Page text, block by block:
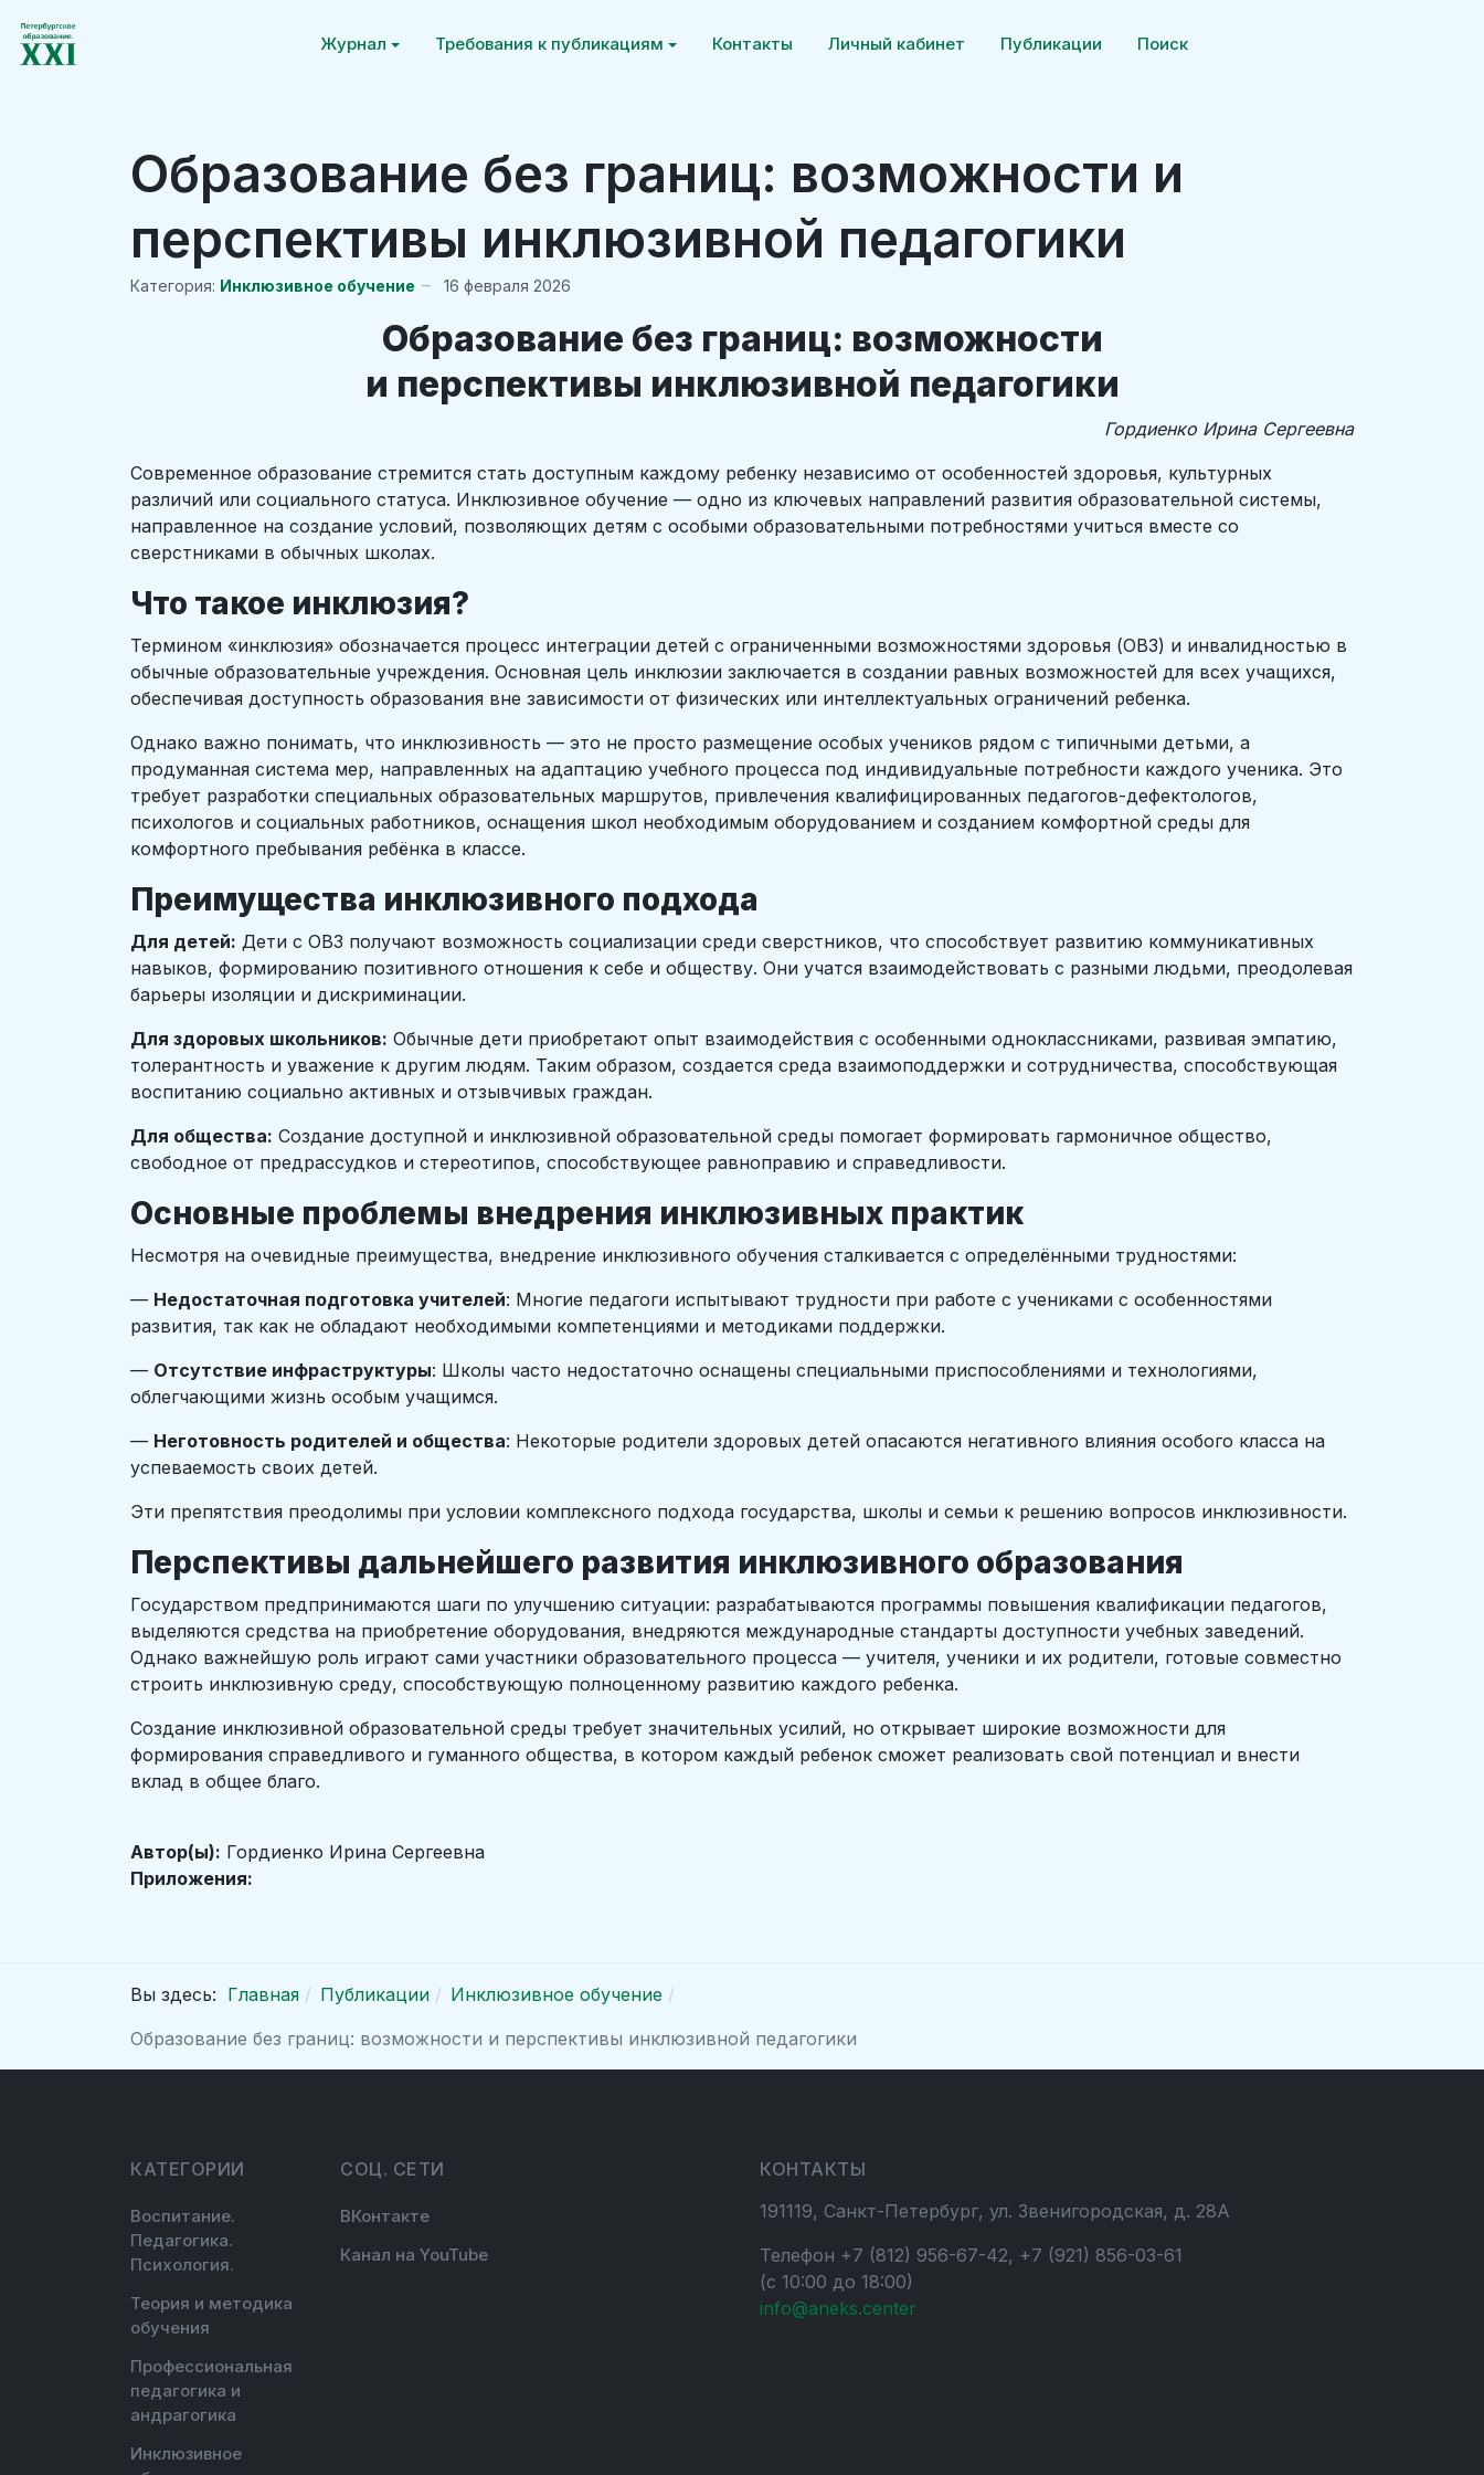
Журнал Требования к публикациям Контакты Личный кабинет Публикации Поиск
Образование без границ: возможности и
перспективы инклюзивной педагогики
Категория: Инклюзивное обучение 16 февраля 2026
Образование без границ: возможности
и перспективы инклюзивной педагогики
Гордиенко Ирина Сергеевна
Современное образование стремится стать доступным каждому ребенку независимо от особенностей здоровья, культурных
различий или социального статуса. Инклюзивное обучение — одно из ключевых направлений развития образовательной системы,
направленное на создание условий, позволяющих детям с особыми образовательными потребностями учиться вместе со
сверстниками в обычных школах.
Что такое инклюзия?
Термином «инклюзия» обозначается процесс интеграции детей с ограниченными возможностями здоровья (ОВЗ) и инвалидностью в
обычные образовательные учреждения. Основная цель инклюзии заключается в создании равных возможностей для всех учащихся,
обеспечивая доступность образования вне зависимости от физических или интеллектуальных ограничений ребенка.
Однако важно понимать, что инклюзивность — это не просто размещение особых учеников рядом с типичными детьми, а
продуманная система мер, направленных на адаптацию учебного процесса под индивидуальные потребности каждого ученика. Это
требует разработки специальных образовательных маршрутов, привлечения квалифицированных педагогов-дефектологов,
психологов и социальных работников, оснащения школ необходимым оборудованием и созданием комфортной среды для
комфортного пребывания ребёнка в классе.
Преимущества инклюзивного подхода
Для детей: Дети с ОВЗ получают возможность социализации среди сверстников, что способствует развитию коммуникативных
навыков, формированию позитивного отношения к себе и обществу. Они учатся взаимодействовать с разными людьми, преодолевая
барьеры изоляции и дискриминации.
Для здоровых школьников: Обычные дети приобретают опыт взаимодействия с особенными одноклассниками, развивая эмпатию,
толерантность и уважение к другим людям. Таким образом, создается среда взаимоподдержки и сотрудничества, способствующая
воспитанию социально активных и отзывчивых граждан.
Для общества: Создание доступной и инклюзивной образовательной среды помогает формировать гармоничное общество,
свободное от предрассудков и стереотипов, способствующее равноправию и справедливости.
Основные проблемы внедрения инклюзивных практик
Несмотря на очевидные преимущества, внедрение инклюзивного обучения сталкивается с определёнными трудностями:
— Недостаточная подготовка учителей: Многие педагоги испытывают трудности при работе с учениками с особенностями
развития, так как не обладают необходимыми компетенциями и методиками поддержки.
— Отсутствие инфраструктуры: Школы часто недостаточно оснащены специальными приспособлениями и технологиями,
облегчающими жизнь особым учащимся.
— Неготовность родителей и общества: Некоторые родители здоровых детей опасаются негативного влияния особого класса на
успеваемость своих детей.
Эти препятствия преодолимы при условии комплексного подхода государства, школы и семьи к решению вопросов инклюзивности.
Перспективы дальнейшего развития инклюзивного образования
Государством предпринимаются шаги по улучшению ситуации: разрабатываются программы повышения квалификации педагогов,
выделяются средства на приобретение оборудования, внедряются международные стандарты доступности учебных заведений.
Однако важнейшую роль играют сами участники образовательного процесса — учителя, ученики и их родители, готовые совместно
строить инклюзивную среду, способствующую полноценному развитию каждого ребенка.
Создание инклюзивной образовательной среды требует значительных усилий, но открывает широкие возможности для
формирования справедливого и гуманного общества, в котором каждый ребенок сможет реализовать свой потенциал и внести
вклад в общее благо.
Автор(ы): Гордиенко Ирина Сергеевна
Приложения:
Вы здесь: Главная Публикации
Инклюзивное обучение
Образование без границ: возможности и перспективы инклюзивной педагогики
КАТЕГОРИИ
Воспитание.
Педагогика.
Психология.
Теория и методика
обучения
Профессиональная
педагогика и
андрагогика
Инклюзивное
СОЦ. СЕТИ
ВКонтакте
Канал на YouTube
КОНТАКТЫ
191119, Санкт-Петербург, ул. Звенигородская, д. 28А
Телефон +7 (812) 956-67-42, +7 (921) 856-03-61
(с 10:00 до 18:00)
info@aneks.center